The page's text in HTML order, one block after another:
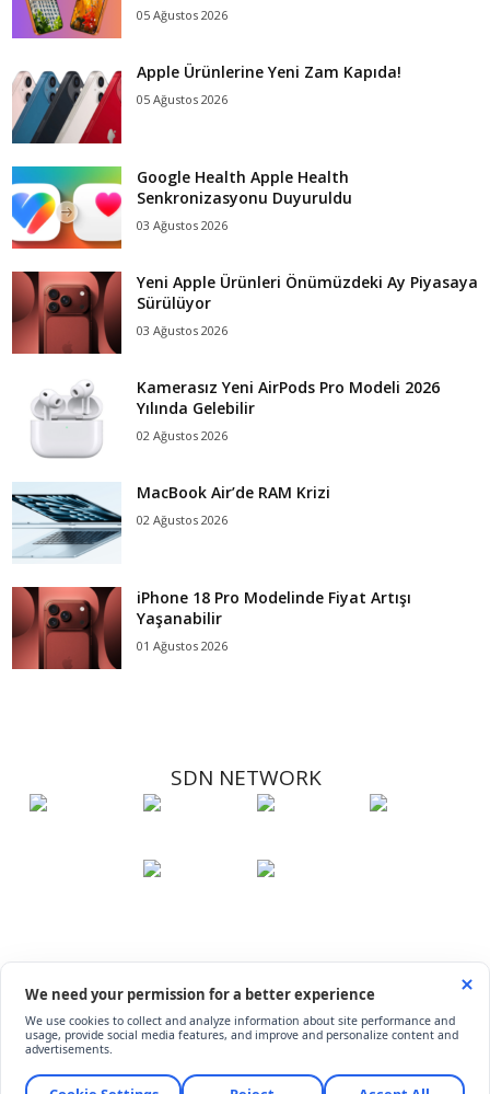
05 Ağustos 2026
Apple Ürünlerine Yeni Zam Kapıda!
05 Ağustos 2026
Google Health Apple Health
Senkronizasyonu Duyuruldu
03 Ağustos 2026
Yeni Apple Ürünleri Önümüzdeki Ay Piyasaya
Sürülüyor
03 Ağustos 2026
Kamerasız Yeni AirPods Pro Modeli 2026
Yılında Gelebilir
02 Ağustos 2026
MacBook Air’de RAM Krizi
02 Ağustos 2026
iPhone 18 Pro Modelinde Fiyat Artışı
Yaşanabilir
01 Ağustos 2026
SDN NETWORK